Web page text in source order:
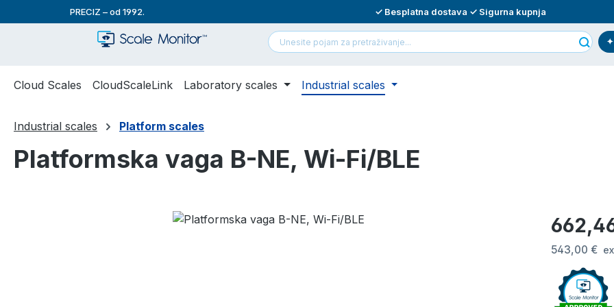
na glavni sadržaj
Preskoči na pretraživanje
Preskoči na glavnu navigaciju
PRECIZ – od 1992. ✓ Besplatna dostava ✓ Sigurna kupnja
Cloud Scales CloudScaleLink Laboratory scales Industrial scales
Industrial scales Platform scales
Platformska vaga B-NE, Wi-Fi/BLE
Redovna
543,00 €